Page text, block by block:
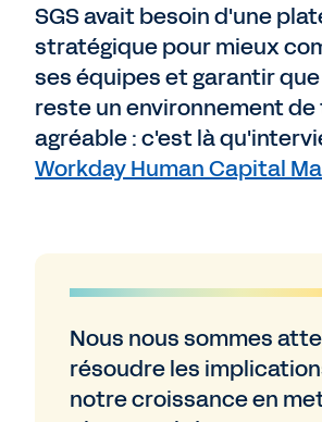
SGS avait besoin d'une
stratégique pour mieux
ses équipes et garantir
reste un environnement de
agréable : c'est là
Workday Human Capital
Nous nous sommes
résoudre les
notre croissance en